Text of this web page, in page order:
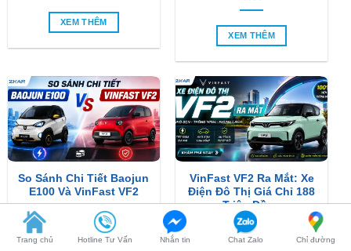
So Sánh Chi Tiết Baojun
E100 Và VinFast VF2
XEM THÊM
VinFast VF2 Ra Mắt: Xe
Điện Đô Thị Giá Chỉ 188
Triệu Đồng
XEM THÊM
Trang chủ Hotline Tư Vấn Nhắn tin Chat Zalo Chỉ đường